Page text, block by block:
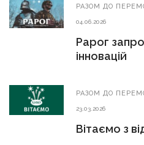
РАЗОМ ДО
04.06.2026
Рарог
інновацій
РАЗОМ ДО
23.03.2026
Вітаємо з